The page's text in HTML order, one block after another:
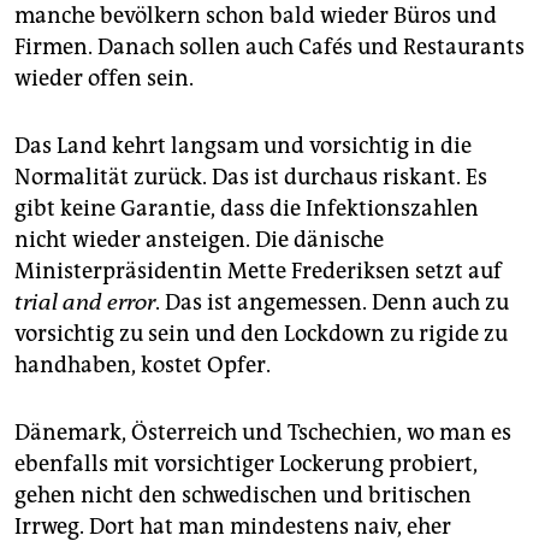
manche bevölkern schon bald wieder Büros und
Firmen. Danach sollen auch Cafés und Restaurants
wieder offen sein.
Das Land kehrt langsam und vorsichtig in die
Normalität zurück. Das ist durchaus riskant. Es
gibt keine Garantie, dass die Infektionszahlen
nicht wieder ansteigen. Die dänische
Ministerpräsidentin Mette Frederiksen setzt auf
trial and error. Das ist angemessen. Denn auch zu
vorsichtig zu sein und den Lockdown zu rigide zu
handhaben, kostet Opfer.
Dänemark, Österreich und Tschechien, wo man es
ebenfalls mit vorsichtiger Lockerung probiert,
gehen nicht den schwedischen und britischen
Irrweg. Dort hat man mindestens naiv, eher